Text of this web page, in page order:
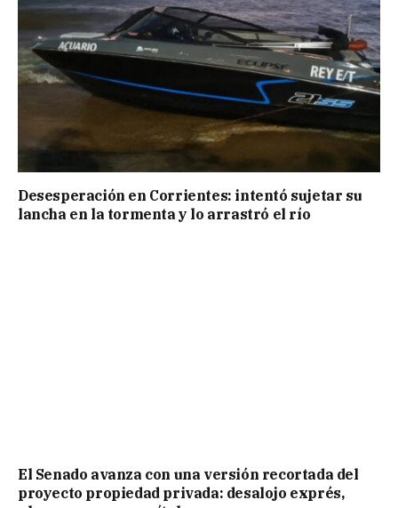
Desesperación en Corrientes: intentó sujetar su
lancha en la tormenta y lo arrastró el río
El Senado avanza con una versión recortada del
proyecto propiedad privada: desalojo exprés,